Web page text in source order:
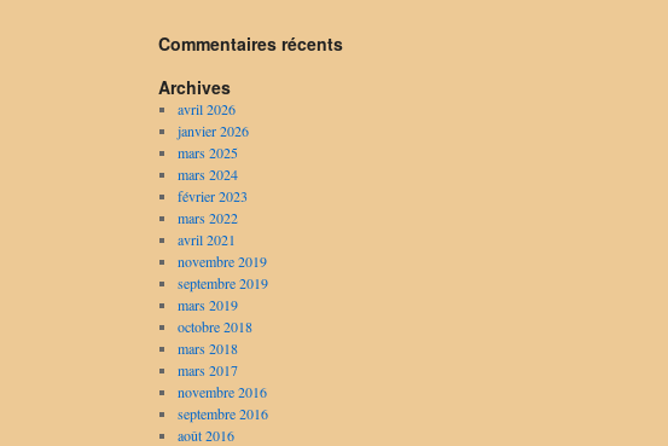
Commentaires récents
Archives
avril 2026
janvier 2026
mars 2025
mars 2024
février 2023
mars 2022
avril 2021
novembre 2019
septembre 2019
mars 2019
octobre 2018
mars 2018
mars 2017
novembre 2016
septembre 2016
août 2016